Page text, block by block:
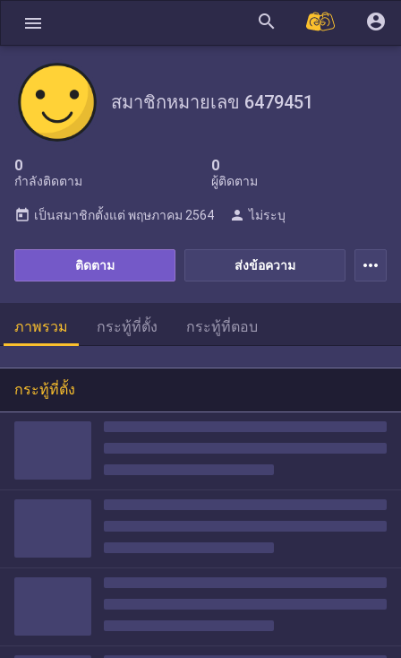
menu search account_circle
สมาชิกหมายเลข 6479451
0
กำลังติดตาม
0
ผู้ติดตาม
ส่งข้อความ
ติดตาม
today เป็นสมาชิกตั้งแต่ พฤษภาคม 2564 person ไม่ระบุ
more_horiz
ภาพรวม กระทู้ที่ตั้ง กระทู้ที่ตอบ
กระทู้ที่ตั้ง